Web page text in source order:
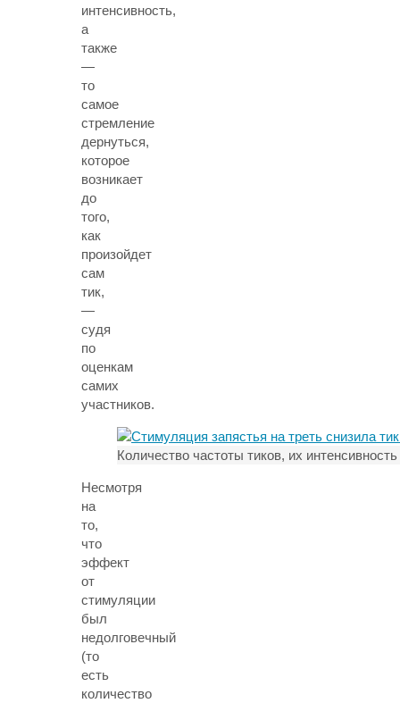
интенсивность,
а
также
—
то
самое
стремление
дернуться,
которое
возникает
до
того,
как
произойдет
сам
тик,
—
судя
по
оценкам
самих
участников.
Количество частоты тиков, их
Несмотря
на
то,
что
эффект
от
стимуляции
был
недолговечный
(то
есть
количество